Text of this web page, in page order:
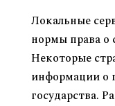
Локальные
нормы права о
Некоторые
информации о
государства.